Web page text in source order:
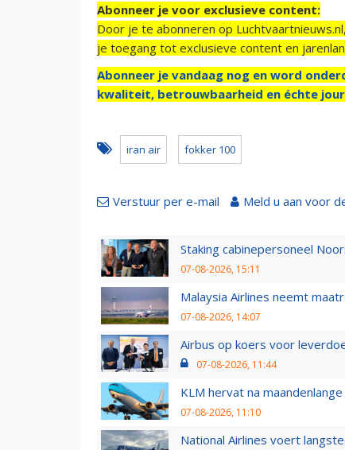
Abonneer je voor exclusieve content:
Door je te abonneren op
je toegang tot exclusieve content en
Abonneer je vandaag nog en word
kwaliteit, betrouwbaarheid en échte
iran air fokker 100
Verstuur per e-mail Meld u aan voor
Staking cabinepersoneel
07-08-2026, 15:11
Malaysia Airlines neemt
07-08-2026, 14:07
Airbus op koers voor
07-08-2026, 11:44
KLM hervat na
07-08-2026, 11:10
National Airlines voert